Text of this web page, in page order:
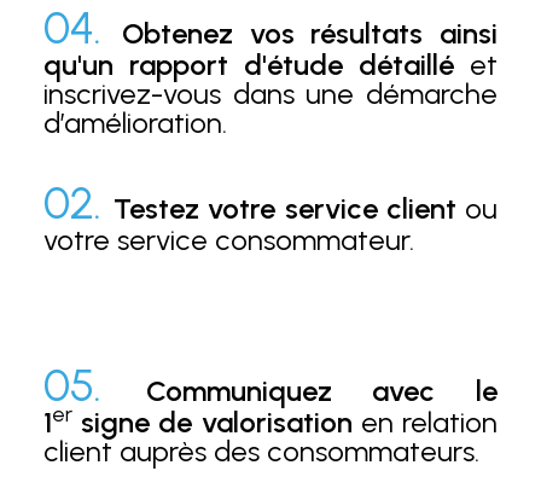
04.
Obtenez vos résultats ainsi
qu'un rapport d'étude détaillé et
inscrivez-vous dans une démarche
d’amélioration.
02. Testez votre service client ou
votre service consommateur.
05.
Communiquez avec le
1er signe de valorisation en relation
client auprès des consommateurs.